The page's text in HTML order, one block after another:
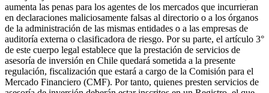
aumenta las penas para los agentes de los mercados que incurrieran
en declaraciones maliciosamente falsas al directorio o a los órganos
de la administración de las mismas entidades o a las empresas de
auditoría externa o clasificadora de riesgo. Por su parte, el artículo 3°
de este cuerpo legal establece que la prestación de servicios de
asesoría de inversión en Chile quedará sometida a la presente
regulación, fiscalización que estará a cargo de la Comisión para el
Mercado Financiero (CMF). Por tanto, quienes presten servicios de